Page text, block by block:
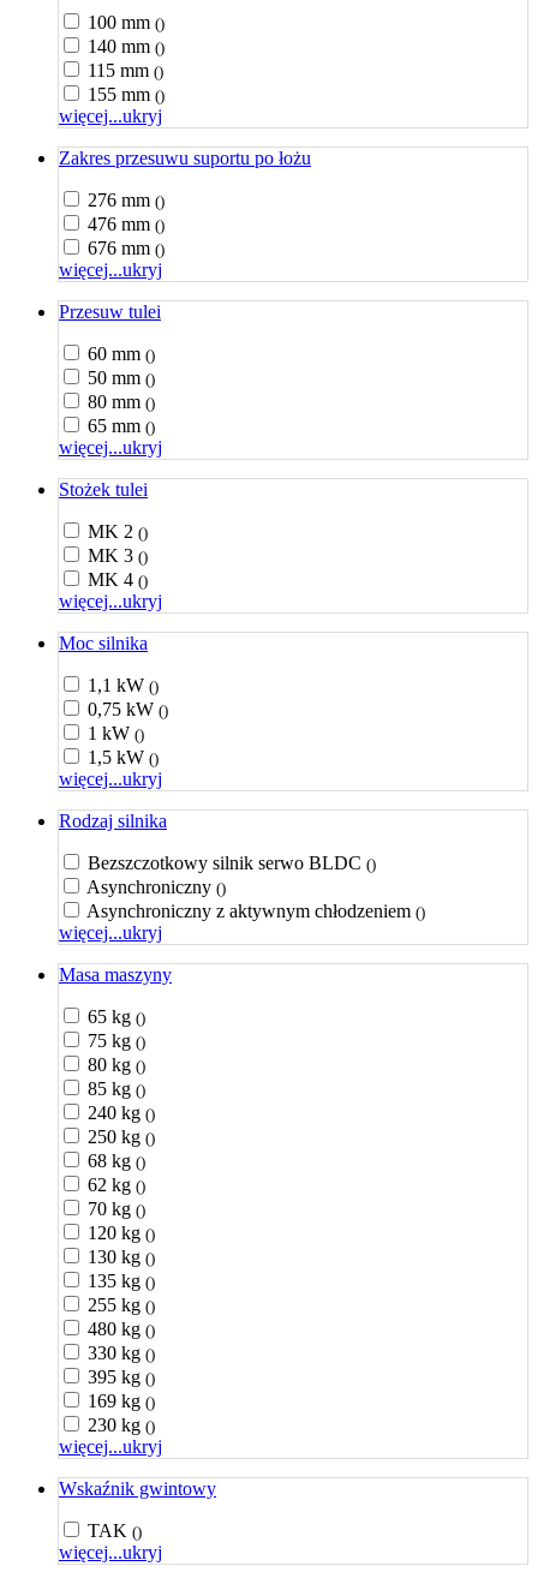
100 mm ()
140 mm ()
115 mm ()
155 mm ()
więcej...ukryj
Zakres przesuwu suportu po łożu
276 mm ()
476 mm ()
676 mm ()
więcej...ukryj
Przesuw tulei
60 mm ()
50 mm ()
80 mm ()
65 mm ()
więcej...ukryj
Stożek tulei
MK 2 ()
MK 3 ()
MK 4 ()
więcej...ukryj
Moc silnika
1,1 kW ()
0,75 kW ()
1 kW ()
1,5 kW ()
więcej...ukryj
Rodzaj silnika
Bezszczotkowy silnik serwo BLDC ()
Asynchroniczny ()
Asynchroniczny z aktywnym chłodzeniem ()
więcej...ukryj
Masa maszyny
65 kg ()
75 kg ()
80 kg ()
85 kg ()
240 kg ()
250 kg ()
68 kg ()
62 kg ()
70 kg ()
120 kg ()
130 kg ()
135 kg ()
255 kg ()
480 kg ()
330 kg ()
395 kg ()
169 kg ()
230 kg ()
więcej...ukryj
Wskaźnik gwintowy
TAK ()
więcej...ukryj